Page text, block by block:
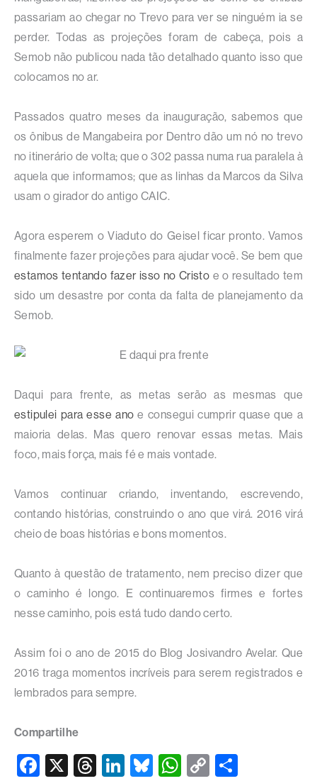
passariam ao chegar no Trevo para ver se ninguém ia se
perder. Todas as projeções foram de cabeça, pois a
Semob não publicou nada tão detalhado quanto isso que
colocamos no ar.
Passados quatro meses da inauguração, sabemos que
os ônibus de Mangabeira por Dentro dão um nó no trevo
no itinerário de volta; que o 302 passa numa rua paralela à
aquela que informamos; que as linhas da Marcos da Silva
usam o girador do antigo CAIC.
Agora esperem o Viaduto do Geisel ficar pronto. Vamos
finalmente fazer projeções para ajudar você. Se bem que
estamos tentando fazer isso no Cristo e o resultado tem
sido um desastre por conta da falta de planejamento da
Semob.
Daqui para frente, as metas serão as mesmas que
estipulei para esse ano e consegui cumprir quase que a
maioria delas. Mas quero renovar essas metas. Mais
foco, mais força, mais fé e mais vontade.
Vamos continuar criando, inventando, escrevendo,
contando histórias, construindo o ano que virá. 2016 virá
cheio de boas histórias e bons momentos.
Quanto à questão de tratamento, nem preciso dizer que
o caminho é longo. E continuaremos firmes e fortes
nesse caminho, pois está tudo dando certo.
Assim foi o ano de 2015 do Blog Josivandro Avelar. Que
2016 traga momentos incríveis para serem registrados e
lembrados para sempre.
Compartilhe
F
X
T
Li
Bl
W
C